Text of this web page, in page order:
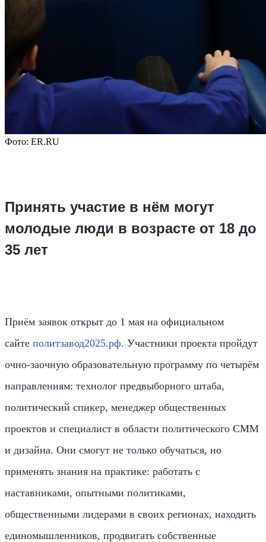
Фото: ER.RU
Принять участие в нём могут
молодые люди в возрасте от 18 до
35 лет
Приём заявок открыт до 1 мая на официальном
сайте политзавод2025.рф. Участники проекта пройдут
очно-заочную образовательную программу по четырём
направлениям: технолог предвыборного штаба,
политический спикер, менеджер общественных
проектов и специалист в области политического СММ
и дизайна. Они смогут не только обучаться, но
применять знания на практике: работать с
наставниками, опытными политиками,
общественными лидерами в своих регионах, находить
единомышленников, продвигать собственные